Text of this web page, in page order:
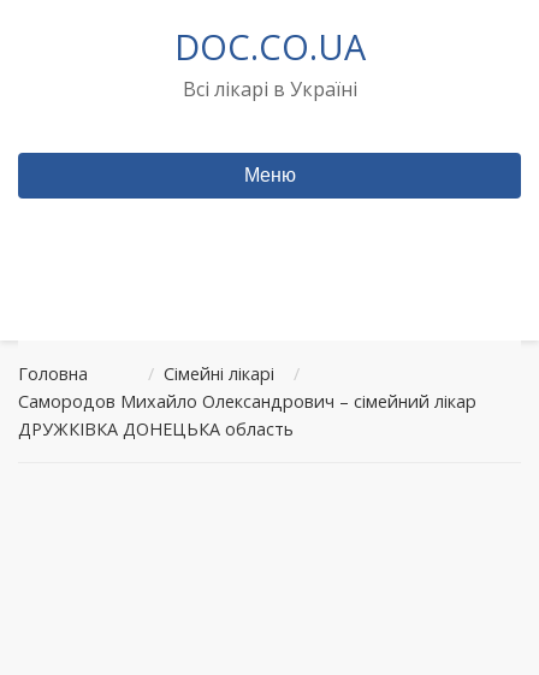
DOC.CO.UA
Всі лікарі в Україні
Меню
Головна / Сімейні лікарі
/
Самородов Михайло Олександрович – сімейний лікар
ДРУЖКІВКА ДОНЕЦЬКА область